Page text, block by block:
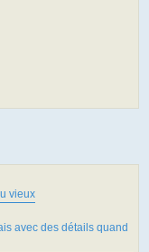
vieux
avec des détails quand